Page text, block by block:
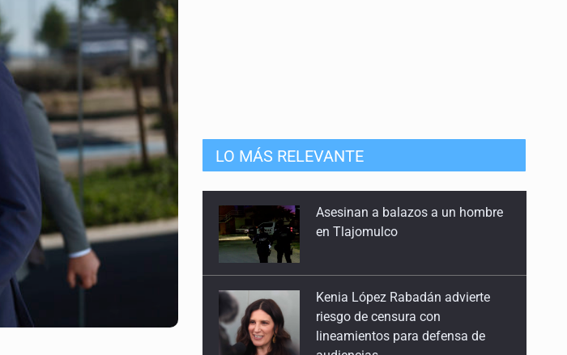
de aguacate
LO MÁS RELEVANTE
Kenia López Rabadán advierte
riesgo de censura con
Asesinan a balazos a un hombre
en calles de El Salto